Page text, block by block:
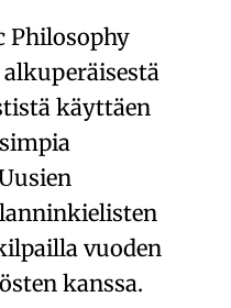
Philosophy
käyttäen
vuoden
kanssa.